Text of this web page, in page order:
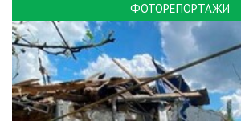
ФОТОРЕПОРТАЖИ